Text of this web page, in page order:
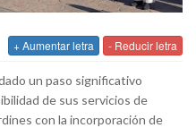
+ Aumentar letra - Reducir letra
un paso significativo
de sus servicios de
con la incorporación de